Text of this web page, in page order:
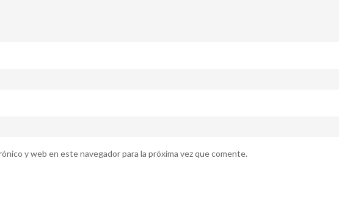
y web en este navegador para la próxima vez que comente.